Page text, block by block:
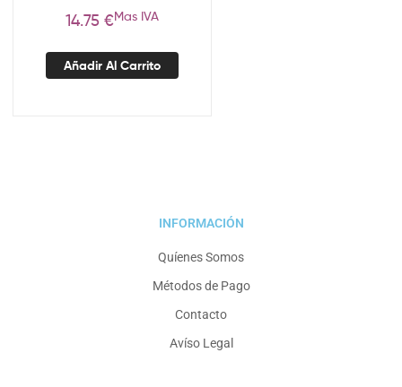
14.75 €Mas IVA
Añadir Al Carrito
INFORMACIÓN
Quíenes Somos
Métodos de Pago
Contacto
Avíso Legal